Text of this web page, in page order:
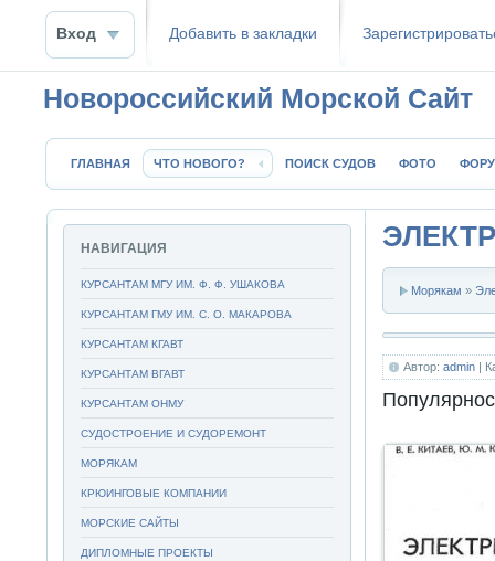
Вход Добавить в закладки
Новороссийский Морской Сайт
ГЛАВНАЯ ЧТО НОВОГО? ПОИСК СУДОВ ФОТО
Морякам »
Автор:admin |
НАВИГАЦИЯ
КУРСАНТАМ МГУ ИМ. Ф. Ф. УШАКОВА
КУРСАНТАМ ГМУ ИМ. С. О. МАКАРОВА
КУРСАНТАМ КГАВТ
КУРСАНТАМ ВГАВТ
КУРСАНТАМ ОНМУ
СУДОСТРОЕНИЕ И СУДОРЕМОНТ
МОРЯКАМ
КРЮИНГОВЫЕ КОМПАНИИ
МОРСКИЕ САЙТЫ
ДИПЛОМНЫЕ ПРОЕКТЫ